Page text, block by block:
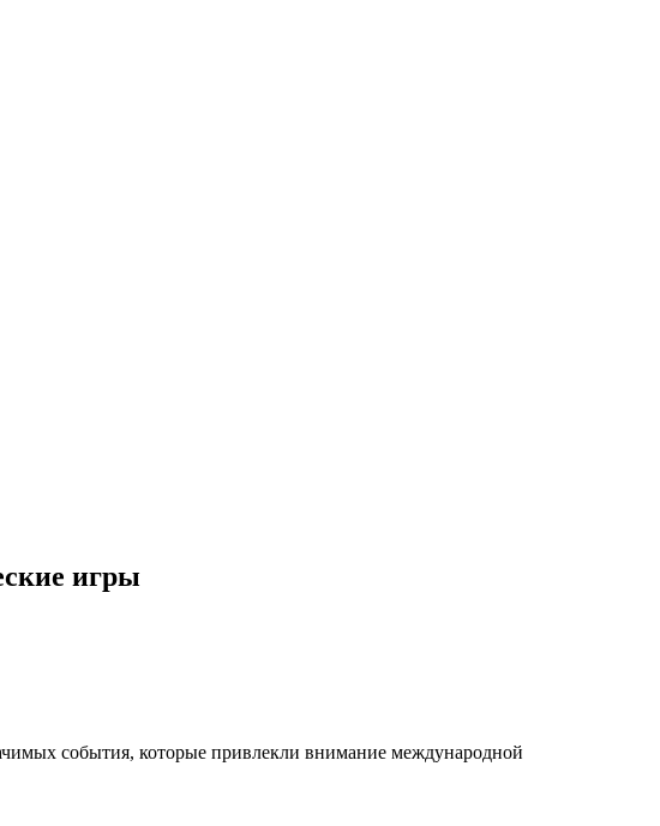
игры
события, которые привлекли внимание международной